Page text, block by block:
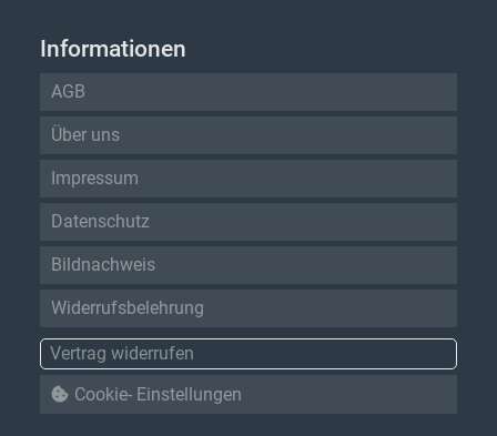
Informationen
AGB
Über uns
Impressum
Datenschutz
Bildnachweis
Widerrufsbelehrung
Vertrag widerrufen
Cookie- Einstellungen